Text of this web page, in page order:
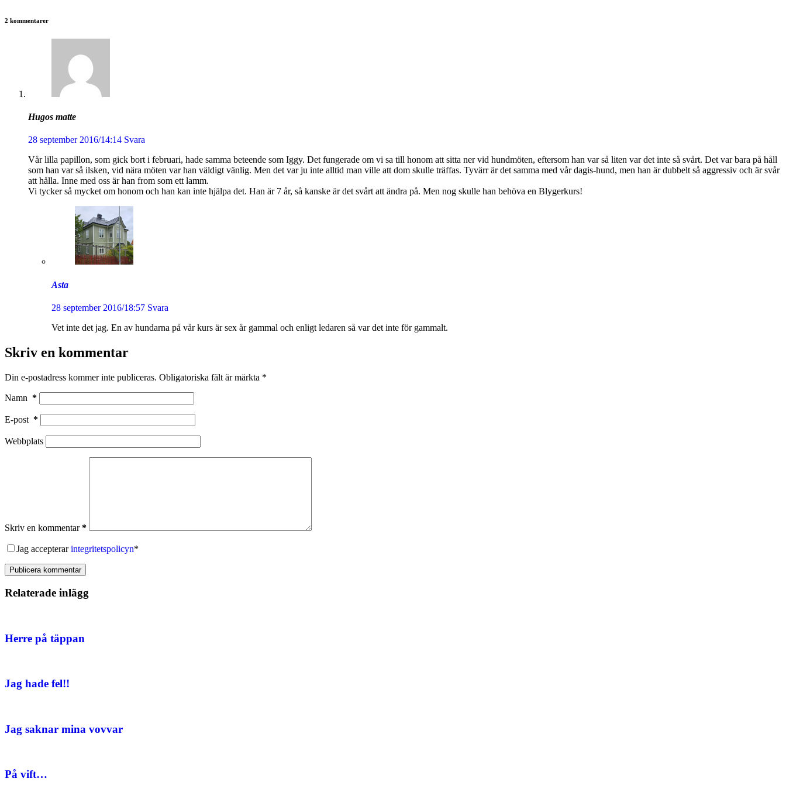
2 kommentarer
Hugos matte
28 september 2016/14:14 Svara
Vår lilla papillon, som gick bort i februari, hade samma beteende som Iggy. Det fungerade om vi sa till honom att sitta ner vid hundmöten, eftersom han var så liten var det inte så svårt. Det var bara på håll
som han var så ilsken, vid nära möten var han väldigt vänlig. Men det var ju inte alltid man ville att dom skulle träffas. Tyvärr är det samma med vår dagis-hund, men han är dubbelt så aggressiv och är svår
att hålla. Inne med oss är han from som ett lamm.
Vi tycker så mycket om honom och han kan inte hjälpa det. Han är 7 år, så kanske är det svårt att ändra på. Men nog skulle han behöva en Blygerkurs!
Asta
28 september 2016/18:57 Svara
Vet inte det jag. En av hundarna på vår kurs är sex år gammal och enligt ledaren så var det inte för gammalt.
Skriv en kommentar
Din e-postadress kommer inte publiceras. Obligatoriska fält är märkta *
Namn *
E-post *
Webbplats
Skriv en kommentar*
Jag accepterarintegritetspolicyn*
Publicera kommentar
Relaterade inlägg
Herre på täppan
Jag hade fel!!
Jag saknar mina vovvar
På vift…